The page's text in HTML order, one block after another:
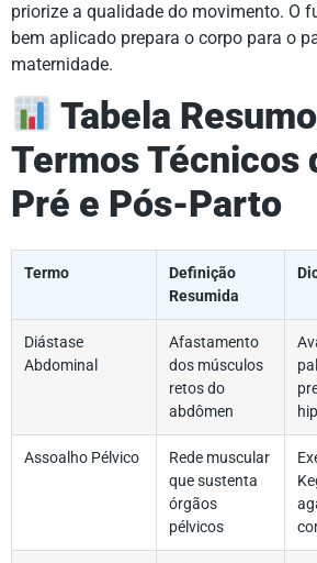
priorize a qualidade do movimento. O
bem aplicado prepara o corpo para o
maternidade.
Tabela
Termos Técnicos
Pré e Pós-Parto
Termo
Definição
Resumida
Diástase
Abdominal
Afastamento
dos músculos
retos do
abdômen
Assoalho Pélvico
Rede muscular
que sustenta
órgãos
pélvicos